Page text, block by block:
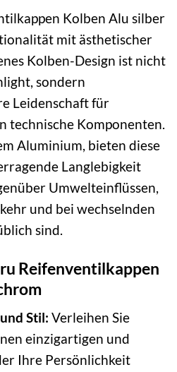
Kolben Alu silber
mit ästhetischer
Kolben-Design ist nicht
sondern
Leidenschaft für
technische Komponenten.
Aluminium, bieten diese
Langlebigkeit
Umwelteinflüssen,
und bei wechselnden
sind.
Reifenventilkappen
Stil: Verleihen Sie
einzigartigen und
Ihre Persönlichkeit